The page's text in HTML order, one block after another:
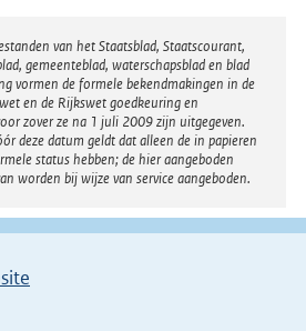
l
n
k
:
van het Staatsblad, Staatscourant,
gemeenteblad, waterschapsblad en blad
vormen de formele bekendmakingen in de
en de Rijkswet goedkeuring en
zover ze na 1 juli 2009 zijn uitgegeven.
deze datum geldt dat alleen de in papieren
status hebben; de hier aangeboden
worden bij wijze van service aangeboden.